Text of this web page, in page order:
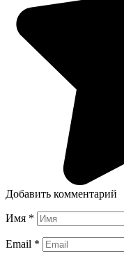
Добавить комментарий
Имя *
Email *